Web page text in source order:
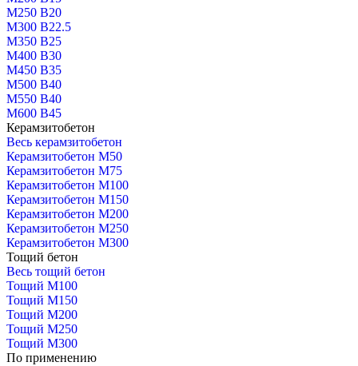
М250 В20
М300 В22.5
М350 В25
М400 В30
М450 В35
М500 В40
М550 В40
М600 В45
Керамзитобетон
Весь керамзитобетон
Керамзитобетон М50
Керамзитобетон М75
Керамзитобетон М100
Керамзитобетон М150
Керамзитобетон М200
Керамзитобетон М250
Керамзитобетон М300
Тощий бетон
Весь тощий бетон
Тощий М100
Тощий М150
Тощий М200
Тощий М250
Тощий М300
По применению